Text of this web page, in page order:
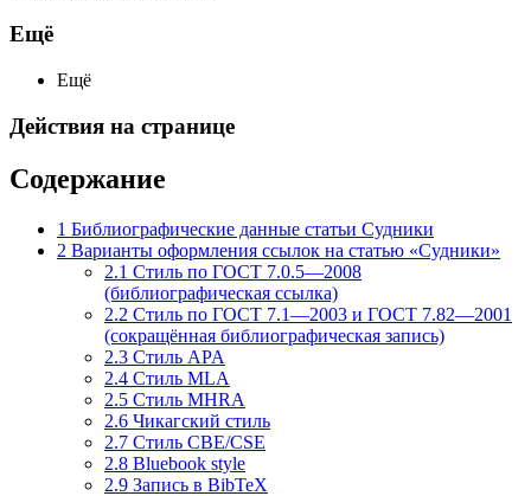
Ещё
Ещё
Действия на странице
Содержание
1 Библиографические данные статьи Судники
2 Варианты оформления ссылок на статью «Судники»
2.1 Стиль по ГОСТ 7.0.5—2008
(библиографическая ссылка)
2.2 Стиль по ГОСТ 7.1—2003 и ГОСТ 7.82—2001
(сокращённая библиографическая запись)
2.3 Стиль APA
2.4 Стиль MLA
2.5 Стиль MHRA
2.6 Чикагский стиль
2.7 Стиль CBE/CSE
2.8 Bluebook style
2.9 Запись в BibTeX